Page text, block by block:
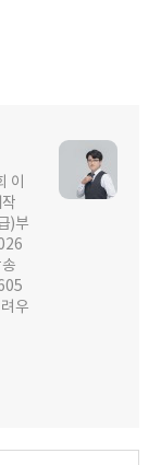
이
)부
우